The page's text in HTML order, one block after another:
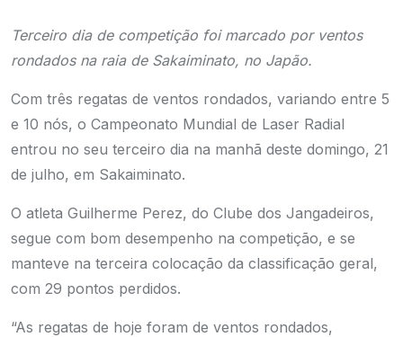
Terceiro dia de competição foi marcado por ventos
rondados na raia de Sakaiminato, no Japão.
Com três regatas de ventos rondados, variando entre 5
e 10 nós, o Campeonato Mundial de Laser Radial
entrou no seu terceiro dia na manhã deste domingo, 21
de julho, em Sakaiminato.
O atleta Guilherme Perez, do Clube dos Jangadeiros,
segue com bom desempenho na competição, e se
manteve na terceira colocação da classificação geral,
com 29 pontos perdidos.
“As regatas de hoje foram de ventos rondados,